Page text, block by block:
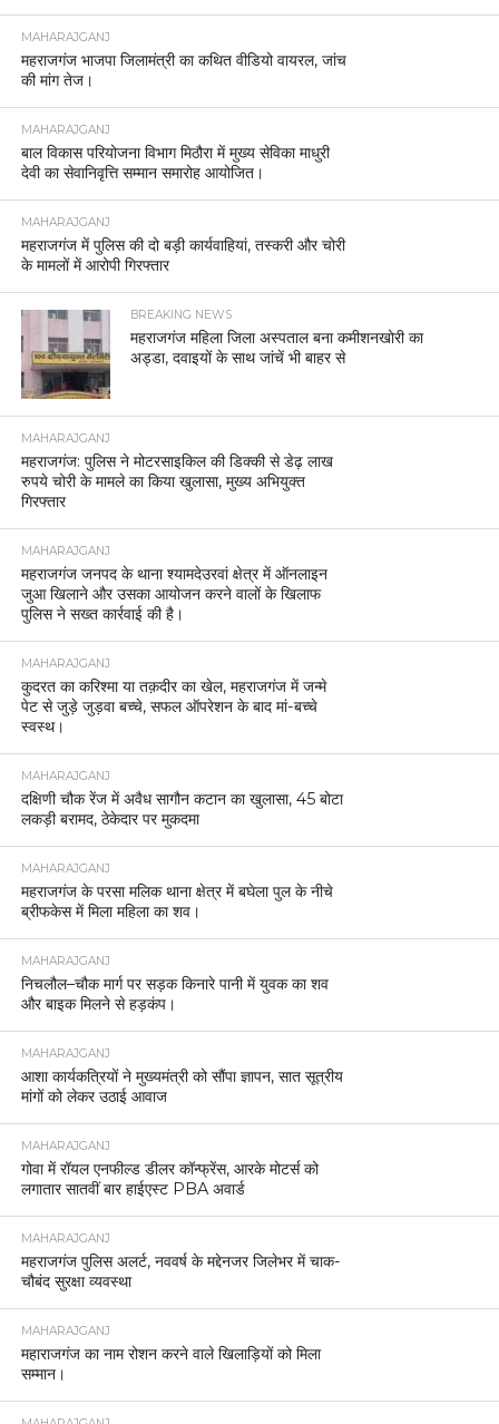
MAHARAJGANJ
महराजगंज भाजपा जिलामंत्री का कथित वीडियो वायरल, जांच
की मांग तेज।
MAHARAJGANJ
बाल विकास परियोजना विभाग मिठौरा में मुख्य सेविका माधुरी
देवी का सेवानिवृत्ति सम्मान समारोह आयोजित।
MAHARAJGANJ
महराजगंज में पुलिस की दो बड़ी कार्यवाहियां, तस्करी और चोरी
के मामलों में आरोपी गिरफ्तार
BREAKING NEWS
महराजगंज महिला जिला अस्पताल बना कमीशनखोरी का
अड्डा, दवाइयों के साथ जांचें भी बाहर से
MAHARAJGANJ
महराजगंज: पुलिस ने मोटरसाइकिल की डिक्की से डेढ़ लाख
रुपये चोरी के मामले का किया खुलासा, मुख्य अभियुक्त
गिरफ्तार
MAHARAJGANJ
महराजगंज जनपद के थाना श्यामदेउरवां क्षेत्र में ऑनलाइन
जुआ खिलाने और उसका आयोजन करने वालों के खिलाफ
पुलिस ने सख्त कार्रवाई की है।
MAHARAJGANJ
कुदरत का करिश्मा या तक़दीर का खेल, महराजगंज में जन्मे
पेट से जुड़े जुड़वा बच्चे, सफल ऑपरेशन के बाद मां-बच्चे
स्वस्थ।
MAHARAJGANJ
दक्षिणी चौक रेंज में अवैध सागौन कटान का खुलासा, 45 बोटा
लकड़ी बरामद, ठेकेदार पर मुकदमा
MAHARAJGANJ
महराजगंज के परसा मलिक थाना क्षेत्र में बघेला पुल के नीचे
ब्रीफकेस में मिला महिला का शव।
MAHARAJGANJ
निचलौल–चौक मार्ग पर सड़क किनारे पानी में युवक का शव
और बाइक मिलने से हड़कंप।
MAHARAJGANJ
आशा कार्यकत्रियों ने मुख्यमंत्री को सौंपा ज्ञापन, सात सूत्रीय
मांगों को लेकर उठाई आवाज
MAHARAJGANJ
गोवा में रॉयल एनफील्ड डीलर कॉन्फ्रेंस, आरके मोटर्स को
लगातार सातवीं बार हाईएस्ट PBA अवार्ड
MAHARAJGANJ
महराजगंज पुलिस अलर्ट, नववर्ष के मद्देनजर जिलेभर में चाक-
चौबंद सुरक्षा व्यवस्था
MAHARAJGANJ
महाराजगंज का नाम रोशन करने वाले खिलाड़ियों को मिला
सम्मान।